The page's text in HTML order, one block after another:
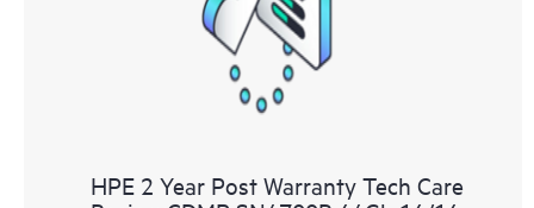
HPE 2 Year Post Warranty Tech Care